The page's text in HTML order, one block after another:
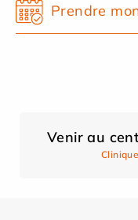
Prendre
Venir au